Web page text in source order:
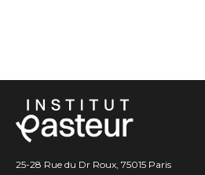
25-28 Rue du Dr Roux, 75015 Paris